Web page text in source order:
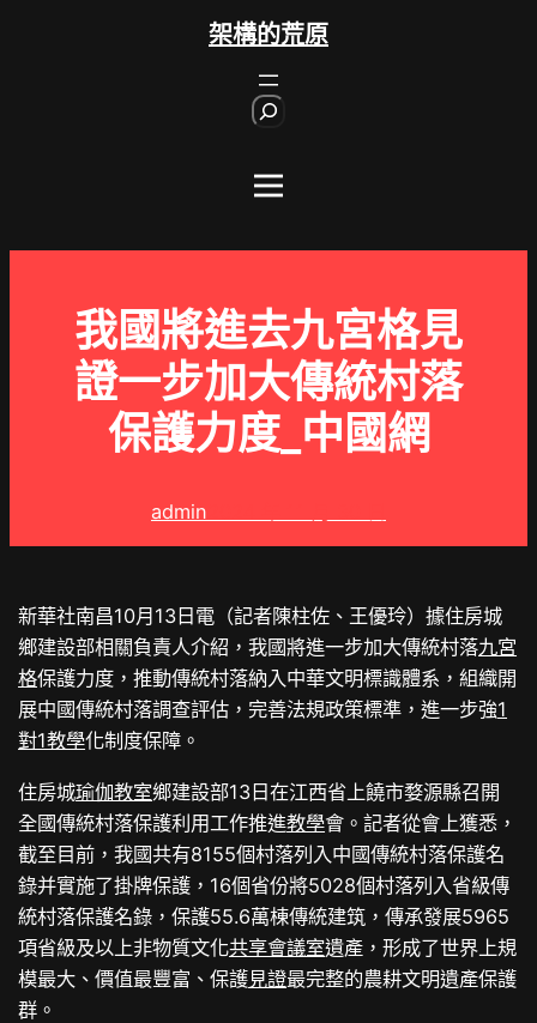
架構的荒原
我國將進去九宮格見
證一步加大傳統村落
保護力度_中國網
admin
新華社南昌10月13日電（記者陳柱佐、王優玲）據住房城
鄉建設部相關負責人介紹，我國將進一步加大傳統村落九宮
格保護力度，推動傳統村落納入中華文明標識體系，組織開
展中國傳統村落調查評估，完善法規政策標準，進一步強1
對1教學化制度保障。
住房城瑜伽教室鄉建設部13日在江西省上饒市婺源縣召開
全國傳統村落保護利用工作推進教學會。記者從會上獲悉，
截至目前，我國共有8155個村落列入中國傳統村落保護名
錄并實施了掛牌保護，16個省份將5028個村落列入省級傳
統村落保護名錄，保護55.6萬棟傳統建筑，傳承發展5965
項省級及以上非物質文化共享會議室遺產，形成了世界上規
模最大、價值最豐富、保護見證最完整的農耕文明遺產保護
群。